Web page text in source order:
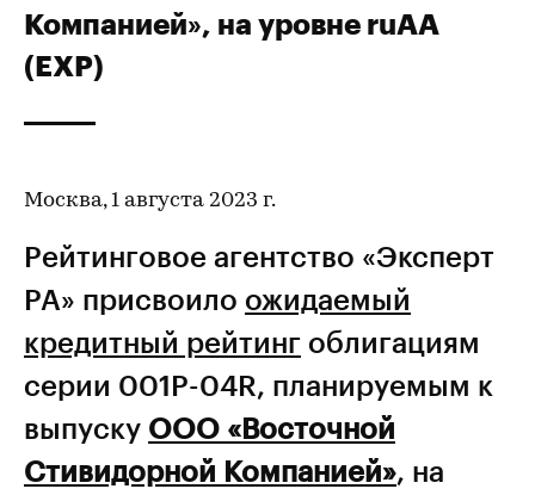
Компанией», на уровне ruАA
(EXP)
Москва, 1 августа 2023 г.
Рейтинговое агентство «Эксперт
РА» присвоило ожидаемый
кредитный рейтинг облигациям
серии 001Р-04R, планируемым к
выпуску ООО «Восточной
Стивидорной Компанией», на